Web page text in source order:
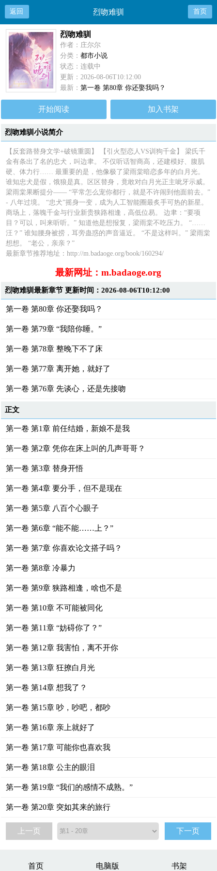
返回 烈吻难驯 首页
烈吻难驯
作者：庄尔尔
分类：都市小说
状态：连载中
更新：2026-08-06T10:12:00
最新：第一卷 第80章 你还娶我吗？
开始阅读 加入书架
烈吻难驯小说简介
【反套路替身文学+破镜重圆】 【引火型恋人VS训狗千金】 梁氏千
金有条出了名的忠犬，叫边聿。 不仅听话智商高，还建模好、腹肌
硬、体力行…… 最重要的是，他像极了梁雨棠暗恋多年的白月光。
谁知忠犬是假，饿狼是真。区区替身，竟敢对白月光正主呲牙示威。
梁雨棠果断提分—— “平常怎么宠你都行，就是不许闹到他面前去。”
- 八年过境。 “忠犬”摇身一变，成为人工智能圈最炙手可热的新星。
商场上，落魄千金与行业新贵狭路相逢，高低位易。 边聿：“要项
目？可以，叫来听听。” 知道他是想报复，梁雨棠不吃压力。 “……
汪？” 谁知腰身被捞，耳旁蛊惑的声音逼近。 “不是这样叫。” 梁雨棠
想想。 “老公，亲亲？”
最新章节推荐地址：http://m.badaoge.org/book/160294/
最新网址：m.badaoge.org
烈吻难驯最新章节 更新时间：2026-08-06T10:12:00
第一卷 第80章 你还娶我吗？
第一卷 第79章 “我陪你睡。”
第一卷 第78章 整晚下不了床
第一卷 第77章 离开她，就好了
第一卷 第76章 先谈心，还是先接吻
正文
第一卷 第1章 前任结婚，新娘不是我
第一卷 第2章 凭你在床上叫的几声哥哥？
第一卷 第3章 替身开悟
第一卷 第4章 要分手，但不是现在
第一卷 第5章 八百个心眼子
第一卷 第6章 “能不能……上？”
第一卷 第7章 你喜欢论文搭子吗？
第一卷 第8章 冷暴力
第一卷 第9章 狭路相逢，啥也不是
第一卷 第10章 不可能被同化
第一卷 第11章 “妨碍你了？”
第一卷 第12章 我害怕，离不开你
第一卷 第13章 狂撩白月光
第一卷 第14章 想我了？
第一卷 第15章 吵，吵吧，都吵
第一卷 第16章 亲上就好了
第一卷 第17章 可能你也喜欢我
第一卷 第18章 公主的眼泪
第一卷 第19章 “我们的感情不成熟。”
第一卷 第20章 突如其来的旅行
上一页 下一页
首页 电脑版 书架